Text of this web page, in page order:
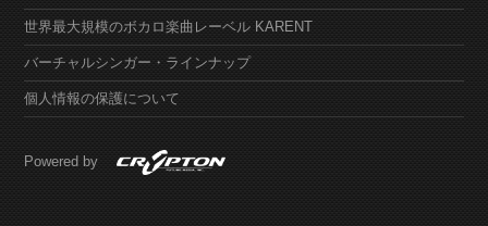
世界最大規模のボカロ楽曲レーベル KARENT
バーチャルシンガー・ラインナップ
個人情報の保護について
Powered by